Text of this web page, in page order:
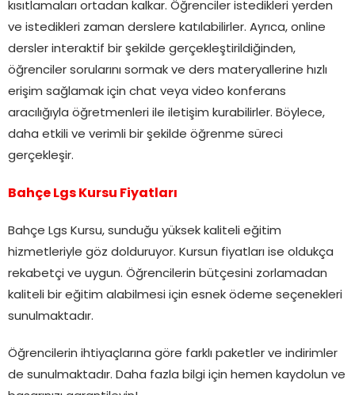
kısıtlamaları ortadan kalkar. Öğrenciler istedikleri yerden
ve istedikleri zaman derslere katılabilirler. Ayrıca, online
dersler interaktif bir şekilde gerçekleştirildiğinden,
öğrenciler sorularını sormak ve ders materyallerine hızlı
erişim sağlamak için chat veya video konferans
aracılığıyla öğretmenleri ile iletişim kurabilirler. Böylece,
daha etkili ve verimli bir şekilde öğrenme süreci
gerçekleşir.
Bahçe Lgs Kursu Fiyatları
Bahçe Lgs Kursu, sunduğu yüksek kaliteli eğitim
hizmetleriyle göz dolduruyor. Kursun fiyatları ise oldukça
rekabetçi ve uygun. Öğrencilerin bütçesini zorlamadan
kaliteli bir eğitim alabilmesi için esnek ödeme seçenekleri
sunulmaktadır.
Öğrencilerin ihtiyaçlarına göre farklı paketler ve indirimler
de sunulmaktadır. Daha fazla bilgi için hemen kaydolun ve